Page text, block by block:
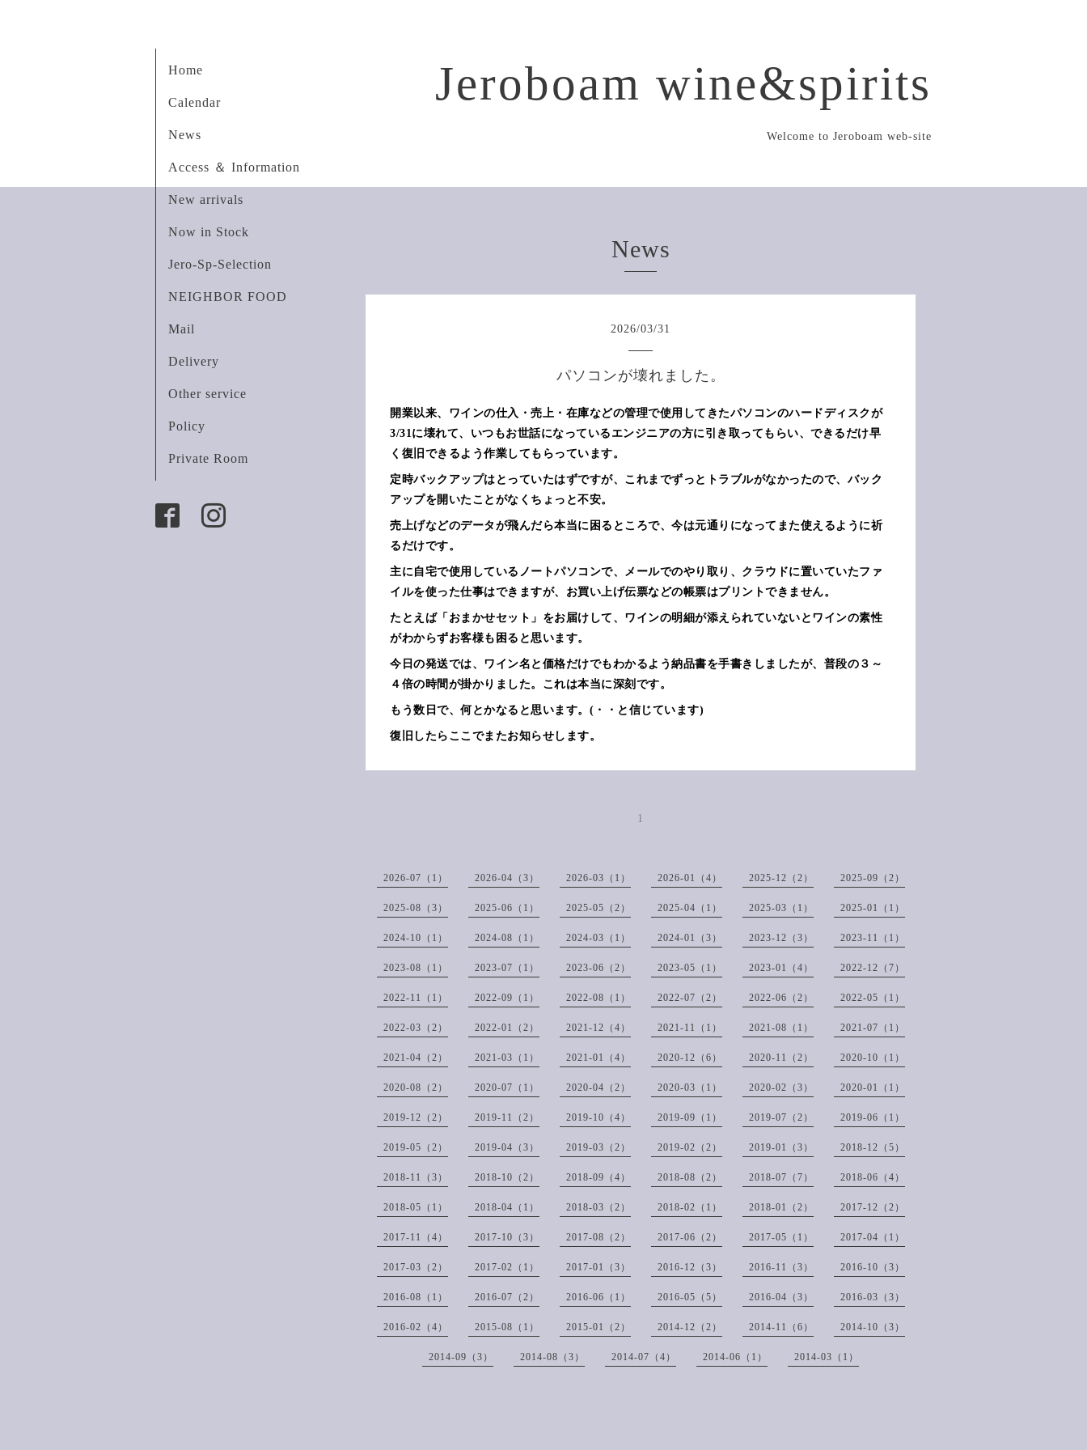
Jeroboam wine&spirits
Welcome to Jeroboam web-site
Home
Calendar
News
Access ＆ Information
New arrivals
Now in Stock
Jero-Sp-Selection
NEIGHBOR FOOD
Mail
Delivery
Other service
Policy
Private Room
News
2026/03/31
パソコンが壊れました。
開業以来、ワインの仕入・売上・在庫などの管理で使用してきたパソコンのハードディスクが
3/31に壊れて、いつもお世話になっているエンジニアの方に引き取ってもらい、できるだけ早
く復旧できるよう作業してもらっています。
定時バックアップはとっていたはずですが、これまでずっとトラブルがなかったので、バック
アップを開いたことがなくちょっと不安。
売上げなどのデータが飛んだら本当に困るところで、今は元通りになってまた使えるように祈
るだけです。
主に自宅で使用しているノートパソコンで、メールでのやり取り、クラウドに置いていたファ
イルを使った仕事はできますが、お買い上げ伝票などの帳票はプリントできません。
たとえば「おまかせセット」をお届けして、ワインの明細が添えられていないとワインの素性
がわからずお客様も困ると思います。
今日の発送では、ワイン名と価格だけでもわかるよう納品書を手書きしましたが、普段の３～
４倍の時間が掛かりました。これは本当に深刻です。
もう数日で、何とかなると思います。(・・と信じています)
復旧したらここでまたお知らせします。
1
2026-07（1） 2026-04（3） 2026-03（1） 2026-01（4） 2025-12（2） 2025-09（2）
2025-08（3） 2025-06（1） 2025-05（2） 2025-04（1） 2025-03（1） 2025-01（1）
2024-10（1） 2024-08（1） 2024-03（1） 2024-01（3） 2023-12（3） 2023-11（1）
2023-08（1） 2023-07（1） 2023-06（2） 2023-05（1） 2023-01（4） 2022-12（7）
2022-11（1） 2022-09（1） 2022-08（1） 2022-07（2） 2022-06（2） 2022-05（1）
2022-03（2） 2022-01（2） 2021-12（4） 2021-11（1） 2021-08（1） 2021-07（1）
2021-04（2） 2021-03（1） 2021-01（4） 2020-12（6） 2020-11（2） 2020-10（1）
2020-08（2） 2020-07（1） 2020-04（2） 2020-03（1） 2020-02（3） 2020-01（1）
2019-12（2） 2019-11（2） 2019-10（4） 2019-09（1） 2019-07（2） 2019-06（1）
2019-05（2） 2019-04（3） 2019-03（2） 2019-02（2） 2019-01（3） 2018-12（5）
2018-11（3） 2018-10（2） 2018-09（4） 2018-08（2） 2018-07（7） 2018-06（4）
2018-05（1） 2018-04（1） 2018-03（2） 2018-02（1） 2018-01（2） 2017-12（2）
2017-11（4） 2017-10（3） 2017-08（2） 2017-06（2） 2017-05（1） 2017-04（1）
2017-03（2） 2017-02（1） 2017-01（3） 2016-12（3） 2016-11（3） 2016-10（3）
2016-08（1） 2016-07（2） 2016-06（1） 2016-05（5） 2016-04（3） 2016-03（3）
2016-02（4） 2015-08（1） 2015-01（2） 2014-12（2） 2014-11（6） 2014-10（3）
2014-09（3） 2014-08（3） 2014-07（4） 2014-06（1） 2014-03（1）